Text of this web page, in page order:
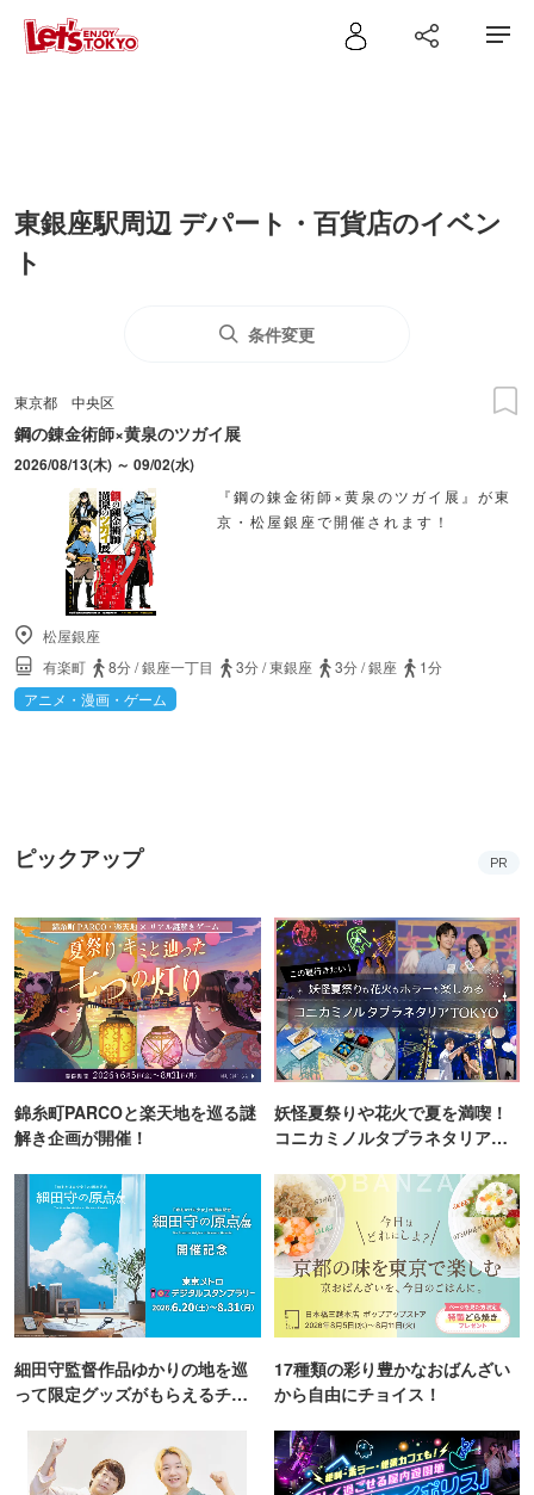
東銀座駅周辺 デパート・百貨店のイベン
ト
条件変更
東京都 中央区
鋼の錬金術師×黄泉のツガイ展
2026/08/13(木) ～ 09/02(水)
『鋼の錬金術師×黄泉のツガイ展』が東
京・松屋銀座で開催されます！
松屋銀座
有楽町
8分/銀座一丁目 3分/東銀座 3分/銀座
1分
アニメ・漫画・ゲーム
ピックアップ PR
錦糸町PARCOと楽天地を巡る謎
解き企画が開催！
妖怪夏祭りや花火で夏を満喫！
コニカミノルタプラネタリア
細田守監督作品ゆかりの地を巡
って限定グッズがもらえるチャ
17種類の彩り豊かなおばんざい
から自由にチョイス！